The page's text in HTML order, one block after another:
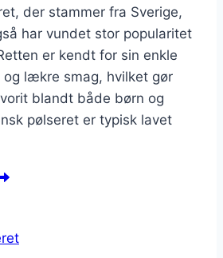
der stammer fra Sverige,
har vundet stor popularitet
er kendt for sin enkle
lækre smag, hvilket gør
blandt både børn og
pølseret er typisk lavet